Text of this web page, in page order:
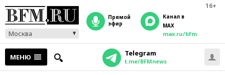
16+
Москва
прямой
эфир
Канал в
MAX
max.ru/bfm
МЕНЮ Telegram
t.me/BFMnews